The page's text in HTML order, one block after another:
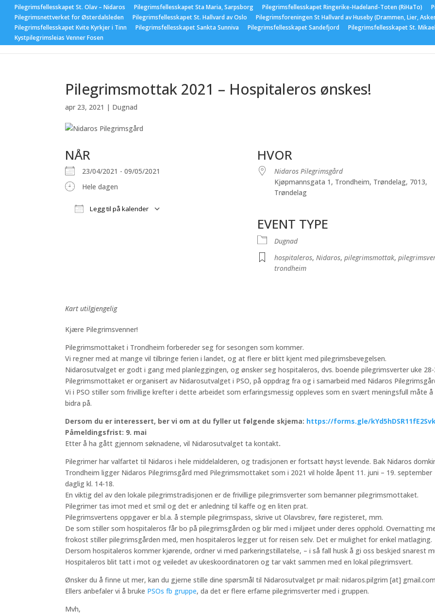
Pilegrimsfellesskapet St. Olav – Nidaros Pilegrimsfellesskapet Sta Maria, Sarpsborg Pilegrimsfellesskapet Ringerike-Hadeland-Toten (RiHaTo)
Pilegrimsnettverket for Østerdalsleden
Pilegrimsfellesskapet St. Hallvard av Oslo Pilegrimsforeningen St Hallvard av Huseby (Drammen, Lier,
Pilegrimsfellesskapet Kvite Kyrkjer i Tinn
Pilegrimsfellesskapet Sankta Sunniva Pilegrimsfellesskapet Sandefjord Pilegrimsfellesskapet St.
Kystpilegrimsleias Venner Fosen
Medlemskap Nyttige lenker Bildegalleri
Pilegrimsmottak 2021 – Hospitaleros ønskes!
apr 23, 2021 | Dugnad
NÅR
23/04/2021 - 09/05/2021
Hele dagen
Legg til på kalender
HVOR
Nidaros Pilegrimsgård
Kjøpmannsgata 1, Trondheim, Trøndelag, 7013,
Trøndelag
EVENT TYPE
Dugnad
hospitaleros,Nidaros,pilegrimsmottak,
trondheim
Kart utilgjengelig
Kjære Pilegrimsvenner!
Pilegrimsmottaket i Trondheim forbereder seg for sesongen som kommer.
Vi regner med at mange vil tilbringe ferien i landet, og at flere er blitt kjent med pilegrimsbevegelsen.
Nidarosutvalget er godt i gang med planleggingen, og ønsker seg hospitaleros, dvs. boende pilegrimsverter uke 28-
Pilegrimsmottaket er organisert av Nidarosutvalget i PSO, på oppdrag fra og i samarbeid med Nidaros
Vi i PSO stiller som frivillige krefter i dette arbeidet som erfaringsmessig oppleves som en svært meningsfull måte å
bidra på.
Dersom du er interessert, ber vi om at du fyller ut følgende skjema: https://forms.gle/
Påmeldingsfrist: 9. mai
Etter å ha gått gjennom søknadene, vil Nidarosutvalget ta kontakt.
Pilegrimer har valfartet til Nidaros i hele middelalderen, og tradisjonen er fortsatt høyst levende. Bak Nidaros
Trondheim ligger Nidaros Pilegrimsgård med Pilegrimsmottaket som i 2021 vil holde åpent 11. juni – 19. september
daglig kl. 14-18.
En viktig del av den lokale pilegrimstradisjonen er de frivillige pilegrimsverter som bemanner pilegrimsmottaket.
Pilegrimer tas imot med et smil og det er anledning til kaffe og en liten prat.
Pilegrimsvertens oppgaver er bl.a. å stemple pilegrimspass, skrive ut Olavsbrev, føre registeret, mm.
De som stiller som hospitaleros får bo på pilegrimsgården og blir med i miljøet under deres opphold. Overnatting
frokost stiller pilegrimsgården med, men hospitaleros legger ut for reisen selv. Det er mulighet for enkel matlaging.
Dersom hospitaleros kommer kjørende, ordner vi med parkeringstillatelse, – i så fall husk å gi oss beskjed snarest
Hospitaleros blit tatt i mot og veiledet av ukeskoordinatoren og tar vakt sammen med en lokal pilegrimsvert.
Ønsker du å finne ut mer, kan du gjerne stille dine spørsmål til Nidarosutvalget pr mail: nidaros.pilgrim [at] gmail.com
Ellers anbefaler vi å bruke PSOs fb gruppe, da det er flere erfarne pilegrimsverter med i gruppen.
Mvh,